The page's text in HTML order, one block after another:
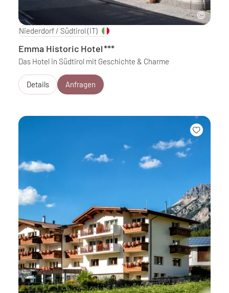
Niederdorf / Südtirol (IT)
Emma Historic Hotel***
Das Hotel in Südtirol mit Geschichte & Charme
Details Anfragen